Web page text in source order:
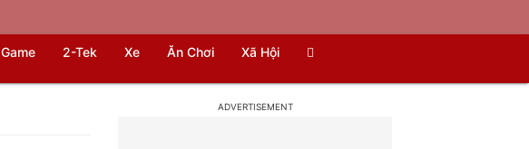
Game 2-Tek Xe Ăn Chơi Xã Hội